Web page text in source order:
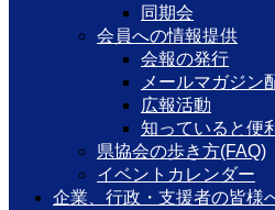
同期会
会員への情報提供
会報の発行
メールマガジン
広報活動
知っていると便
県協会の歩き方(FAQ)
イベントカレンダー
企業、行政・支援者の皆様